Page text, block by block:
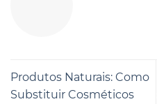
Produtos Naturais: Como
Substituir Cosméticos